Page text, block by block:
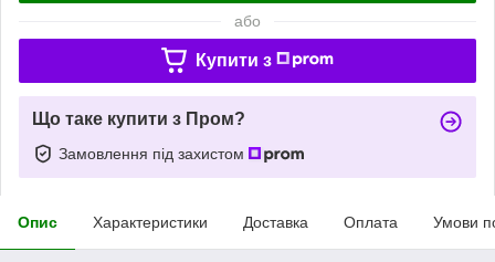
або
Купити з
Що таке купити з Пром?
Замовлення під захистом
Опис Характеристики Доставка Оплата Умови